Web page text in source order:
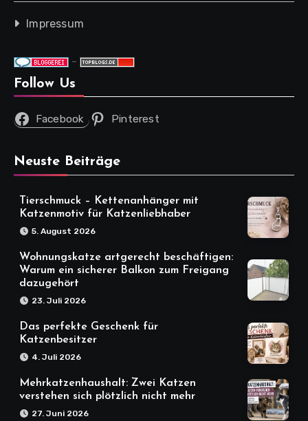
Impressum
-
Follow Us
Facebook Pinterest
Neuste Beiträge
Tierschmuck – Kettenanhänger mit
Katzenmotiv für Katzenliebhaber
5. August 2026
Wohnungskatze artgerecht beschäftigen:
Warum ein sicherer Balkon zum Freigang
dazugehört
23. Juli 2026
Das perfekte Geschenk für
Katzenbesitzer
4. Juli 2026
Mehrkatzenhaushalt: Zwei Katzen
verstehen sich plötzlich nicht mehr
27. Juni 2026